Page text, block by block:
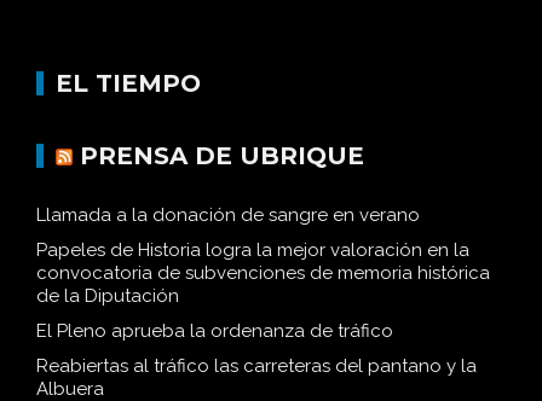
EL TIEMPO
PRENSA DE UBRIQUE
Llamada a la donación de sangre en verano
Papeles de Historia logra la mejor valoración en la
convocatoria de subvenciones de memoria histórica
de la Diputación
El Pleno aprueba la ordenanza de tráfico
Reabiertas al tráfico las carreteras del pantano y la
Albuera